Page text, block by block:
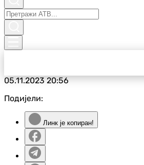
05.11.202320:56
Подијели:
Линк је копиран!